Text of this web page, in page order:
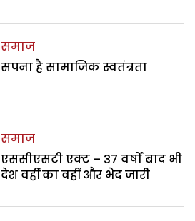
समाज
सपना है सामाजिक स्वतंत्रता
समाज
एससीएसटी एक्ट – 37 वर्षों बाद भी
देश वहीं का वहीं और भेद जारी